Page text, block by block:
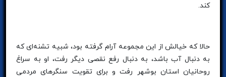
کند.
حالا که خیالش از این مجموعه آرام گرفته بود، شبیه تشنه‌ای که
به دنبال آب باشد، به دنبال رفع نقصی دیگر رفت، او به سراغ
روحانیان استان بوشهر رفت و برای تقویت سنگرهای مردمی